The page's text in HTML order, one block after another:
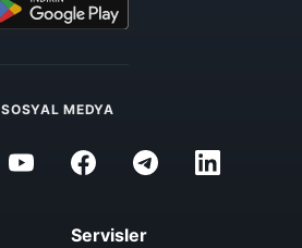
SOSYAL MEDYA
Servisler